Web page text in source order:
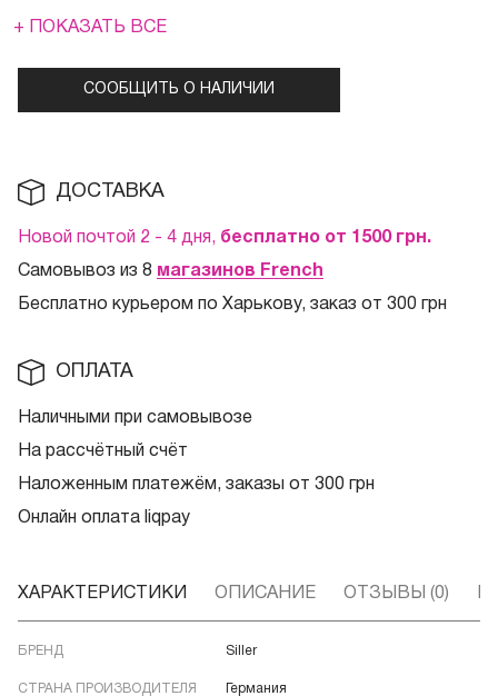
+ ПОКАЗАТЬ ВСЕ
СООБЩИТЬ О НАЛИЧИИ
ДОСТАВКА
Новой почтой 2 - 4 дня, бесплатно от 1500 грн.
Самовывоз из 8 магазинов French
Бесплатно курьером по Харькову, заказ от 300 грн
ОПЛАТА
Наличными при самовывозе
На рассчётный счёт
Наложенным платежём, заказы от 300 грн
Онлайн оплата liqpay
ХАРАКТЕРИСТИКИ ОПИСАНИЕ ОТЗЫВЫ (0)
БРЕНД Siller
СТРАНА ПРОИЗВОДИТЕЛЯ Германия